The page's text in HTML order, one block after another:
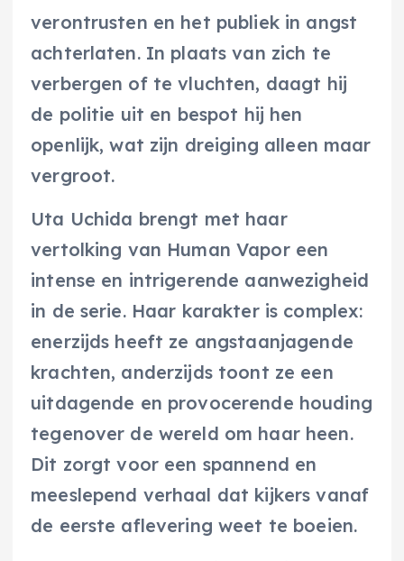
verontrusten en het publiek in angst
achterlaten. In plaats van zich te
verbergen of te vluchten, daagt hij
de politie uit en bespot hij hen
openlijk, wat zijn dreiging alleen maar
vergroot.
Uta Uchida brengt met haar
vertolking van Human Vapor een
intense en intrigerende aanwezigheid
in de serie. Haar karakter is complex:
enerzijds heeft ze angstaanjagende
krachten, anderzijds toont ze een
uitdagende en provocerende houding
tegenover de wereld om haar heen.
Dit zorgt voor een spannend en
meeslepend verhaal dat kijkers vanaf
de eerste aflevering weet te boeien.